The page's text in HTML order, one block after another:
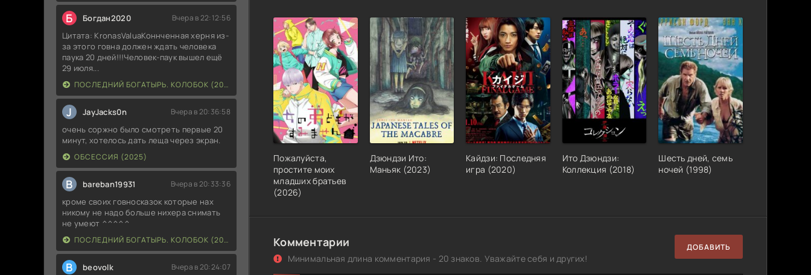
Б Богдан2020 Вчера в 22:12:56
Цитата: KronasValuaКоннченная херня из-
за этого говна должен ждать человека
паука 20 дней!!!Человек-паук вышел ещё
29 июля...
ПОСЛЕДНИЙ БОГАТЫРЬ. КОЛОБОК (2026)
J JayJacks0n Вчера в 20:36:58
очень соржно было смотреть первые 20
минут, хотелось дать леща через экран.
ОБСЕССИЯ (2025)
B bareban19931 Вчера в 20:33:36
кроме своих говносказок которые нах
никому не надо больше нихера снимать
не умеют ^^^^^
ПОСЛЕДНИЙ БОГАТЫРЬ. КОЛОБОК (2026)
B beovolk Вчера в 20:24:07
Пожалуйста,
простите моих
младших братьев
(2026)
Дзюндзи Ито:
Маньяк (2023)
Кайдзи: Последняя
игра (2020)
Ито Дзюндзи:
Коллекция (2018)
Шесть дней, семь
ночей (1998)
Комментарии
Минимальная длина комментария - 20 знаков. Уважайте себя и других!
ДОБАВИТЬ